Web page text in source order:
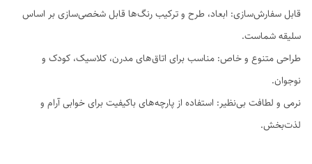
قابل سفارش‌سازی: ابعاد، طرح و ترکیب رنگ‌ها قابل شخصی‌سازی بر اساس
سلیقه شماست.
طراحی متنوع و خاص: مناسب برای اتاق‌های مدرن، کلاسیک، کودک و
نوجوان.
نرمی و لطافت بی‌نظیر: استفاده از پارچه‌های باکیفیت برای خوابی آرام و
لذت‌بخش.